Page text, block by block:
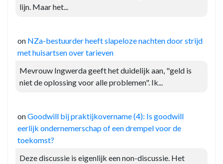
lijn. Maar het...
on NZa-bestuurder heeft slapeloze nachten door strijd
met huisartsen over tarieven
Mevrouw Ingwerda geeft het duidelijk aan, "geld is
niet de oplossing voor alle problemen". Ik...
onGoodwill bij praktijkovername (4): Is goodwill
eerlijk ondernemerschap of een drempel voor de
toekomst?
Deze discussie is eigenlijk een non-discussie. Het